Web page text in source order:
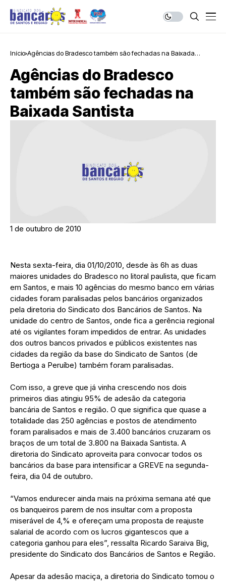
Início Agências do Bradesco também são fechadas na Baixada
Agências do Bradesco
também são fechadas na
Baixada Santista
1 de outubro de 2010
Nesta sexta-feira, dia 01/10/2010, desde às 6h as duas
maiores unidades do Bradesco no litoral paulista, que ficam
em Santos, e mais 10 agências do mesmo banco em várias
cidades foram paralisadas pelos bancários organizados
pela diretoria do Sindicato dos Bancários de Santos. Na
unidade do centro de Santos, onde fica a gerência regional
até os vigilantes foram impedidos de entrar. As unidades
dos outros bancos privados e públicos existentes nas
cidades da região da base do Sindicato de Santos (de
Bertioga a Peruíbe) também foram paralisadas.
Com isso, a greve que já vinha crescendo nos dois
primeiros dias atingiu 95% de adesão da categoria
bancária de Santos e região. O que significa que quase a
totalidade das 250 agências e postos de atendimento
foram paralisados e mais de 3.400 bancários cruzaram os
braços de um total de 3.800 na Baixada Santista. A
diretoria do Sindicato aproveita para convocar todos os
bancários da base para intensificar a GREVE na segunda-
feira, dia 04 de outubro.
“Vamos endurecer ainda mais na próxima semana até que
os banqueiros parem de nos insultar com a proposta
miserável de 4,% e ofereçam uma proposta de reajuste
salarial de acordo com os lucros gigantescos que a
categoria ganhou para eles”, ressalta Ricardo Saraiva Big,
presidente do Sindicato dos Bancários de Santos e Região.
Apesar da adesão maciça, a diretoria do Sindicato tomou o